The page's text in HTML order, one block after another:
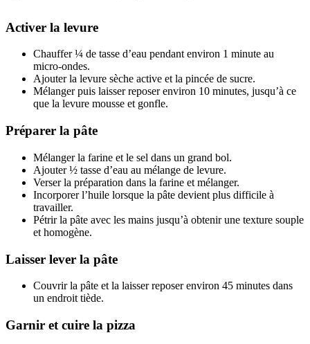
Activer la levure
Chauffer ¼ de tasse d’eau pendant environ 1 minute au
micro-ondes.
Ajouter la levure sèche active et la pincée de sucre.
Mélanger puis laisser reposer environ 10 minutes, jusqu’à ce
que la levure mousse et gonfle.
Préparer la pâte
Mélanger la farine et le sel dans un grand bol.
Ajouter ½ tasse d’eau au mélange de levure.
Verser la préparation dans la farine et mélanger.
Incorporer l’huile lorsque la pâte devient plus difficile à
travailler.
Pétrir la pâte avec les mains jusqu’à obtenir une texture souple
et homogène.
Laisser lever la pâte
Couvrir la pâte et la laisser reposer environ 45 minutes dans
un endroit tiède.
Garnir et cuire la pizza